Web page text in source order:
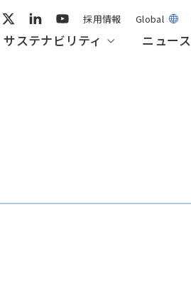
サステナビリティ ニュース
採用情報 Global